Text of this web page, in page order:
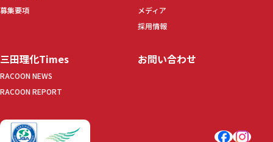
募集要項
メディア
採用情報
三田理化Times
RACOON NEWS
RACOON REPORT
お問い合わせ